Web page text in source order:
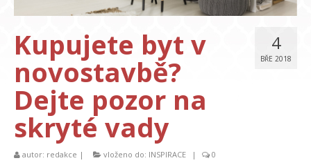
4
BŘE 2018
Kupujete byt v
novostavbě?
Dejte pozor na
skryté vady
autor: redakce | vloženo do: INSPIRACE | 0